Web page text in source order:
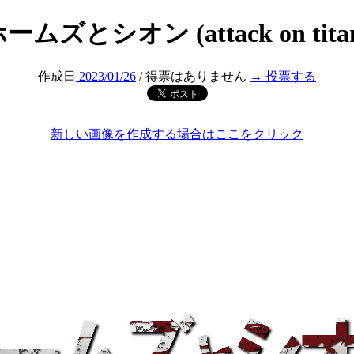
ームズとシオン (attack on
作成日 2023/01/26 / 得票はありません → 投票する
新しい画像を作成する場合はここをクリック